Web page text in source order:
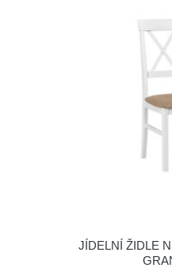
JÍDELNÍ ŽIDLE